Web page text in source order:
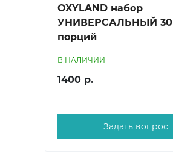
OXYLAND набор
УНИВЕРСАЛЬНЫЙ 30
порций
В НАЛИЧИИ
1400 р.
Задать вопрос